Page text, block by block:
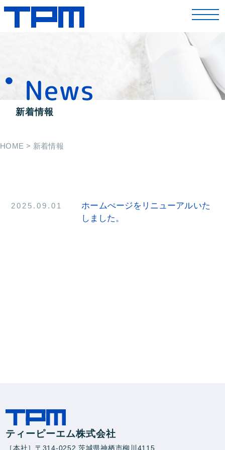
新着情報
HOME > 新着情報
2025.09.01
ホームぺージをリニューアルいた
しました。
ティーピーエム株式会社
［本社］〒314-0252 茨城県神栖市柳川4115